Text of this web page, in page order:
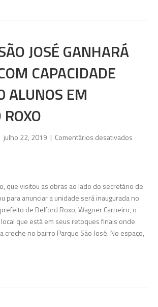
de
JOSÉ GANHARÁ
CAPACIDADE
ALUNOS EM
julho 22, 2019 | Comentários desativados
ganhará
creche
com
para
Roxo
que visitou as obras ao lado do secretário de
para anunciar a unidade será inaugurada no
de Belford Roxo, Wagner Carneiro, o
que está em seus retoques finais onde
creche no bairro Parque São José. No espaço,